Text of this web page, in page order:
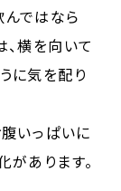
ではなら
横を向いて
に気を配り
いっぱいに
があります。